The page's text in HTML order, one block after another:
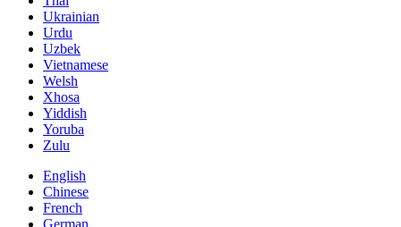
Ukrainian
Urdu
Uzbek
Vietnamese
Welsh
Xhosa
Yiddish
Yoruba
Zulu
English
Chinese
French